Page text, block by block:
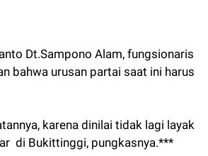
Dt.Sampono Alam, fungsionaris
bahwa urusan partai saat ini harus
karena dinilai tidak lagi layak
di Bukittinggi, pungkasnya.***